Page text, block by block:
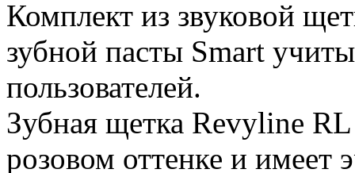
Комплект из звуковой
зубной пасты Smart
пользователей.
Зубная щетка Revyline
розовом оттенке и имеет